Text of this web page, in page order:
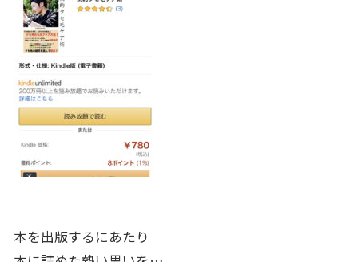
本を出版するにあたり